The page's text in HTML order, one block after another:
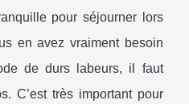
pour séjourner lors
en avez vraiment besoin
de durs labeurs, il faut
C’est très important pour